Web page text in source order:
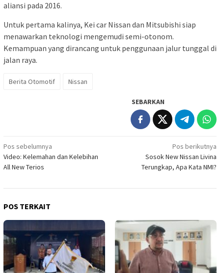
aliansi pada 2016.
Untuk pertama kalinya, Kei car Nissan dan Mitsubishi siap
menawarkan teknologi mengemudi semi-otonom.
Kemampuan yang dirancang untuk penggunaan jalur tunggal di
jalan raya.
Berita Otomotif Nissan
SEBARKAN
Navigasi
pos
Pos sebelumnya
Video: Kelemahan dan Kelebihan
All New Terios
Pos berikutnya
Sosok New Nissan Livina
Terungkap, Apa Kata NMI?
POS TERKAIT